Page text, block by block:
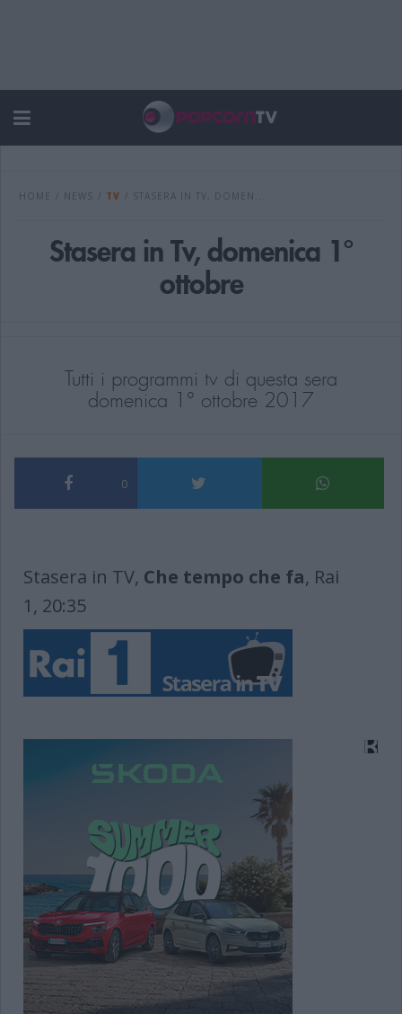
HOME NEWS TV STASERA IN TV, DOMEN...
Stasera in Tv, domenica 1°
ottobre
Tutti i programmi tv di questa sera
domenica 1° ottobre 2017
0
Stasera in TV, Che tempo che fa, Rai
1, 20:35